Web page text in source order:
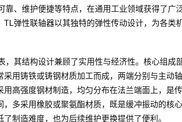
靠、维护便捷等特点，在通用工业领域获得了广
弹性联轴器以其独特的弹性传动设计，为各类
，其结构设计兼顾了实用性与经济性。核心组成
用铸铁或铸钢材质加工而成，两端分别与主动
高强度钢材制造，均匀分布在法兰端面上，是
多采用橡胶或聚氨酯材质，既是缓冲振动的核
制造难度，也为后续维护更换提供了便利。